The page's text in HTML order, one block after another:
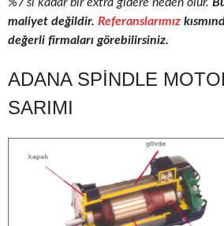
maliyet değildir. Referanslarımız
değerli firmaları görebilirsiniz.
ADANA SPINDLE
SARIMI